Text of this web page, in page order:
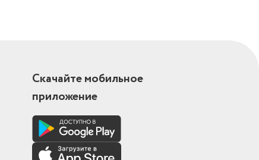
Скачайте мобильное
приложение